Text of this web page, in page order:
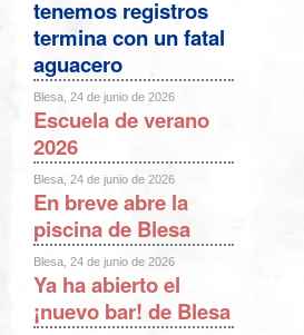
tenemos registros
termina con un fatal
aguacero
Blesa, 24 de junio de 2026
Escuela de verano
2026
Blesa, 24 de junio de 2026
En breve abre la
piscina de Blesa
Blesa, 24 de junio de 2026
Ya ha abierto el
¡nuevo bar! de Blesa